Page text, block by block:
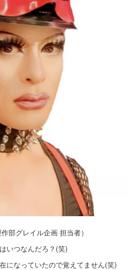
作部グレイル企画 担当者）
いつなんだろ？(笑)
になっていたので覚えてません(笑)